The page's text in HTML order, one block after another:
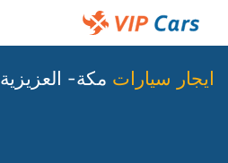
ايجار سيارات مكة- العزيزية